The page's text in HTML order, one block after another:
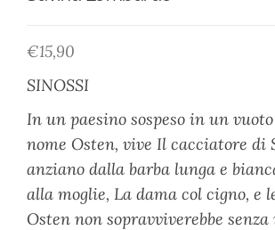
€15,90
SINOSSI
In un paesino sospeso in un
nome Osten, vive Il cacciatore di
anziano dalla barba lunga e
alla moglie, La dama col cigno, e
Osten non sopravviverebbe